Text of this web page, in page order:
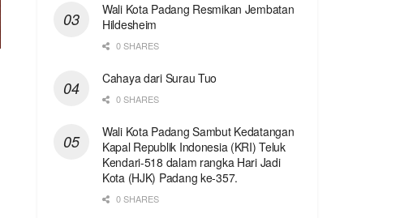
Wali Kota Padang Resmikan Jembatan
Hildesheim
0 SHARES
Cahaya dari Surau Tuo
0 SHARES
Wali Kota Padang Sambut Kedatangan
Kapal Republik Indonesia (KRI) Teluk
Kendari-518 dalam rangka Hari Jadi
Kota (HJK) Padang ke-357.
0 SHARES